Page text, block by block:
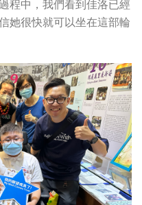
程中，我們看到佳洛已經
她很快就可以坐在這部輪